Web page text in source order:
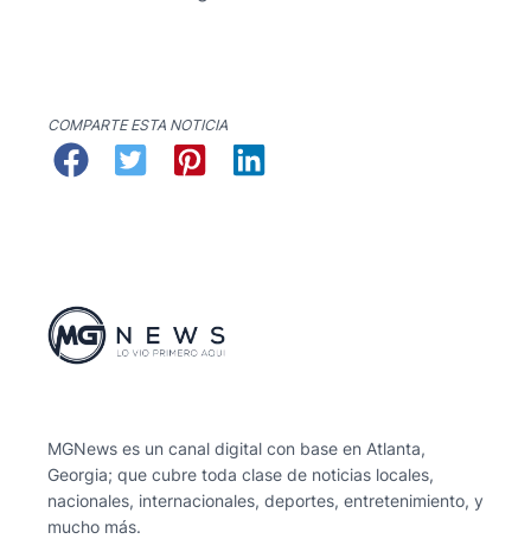
COMPARTE ESTA NOTICIA
MGNews es un canal digital con base en Atlanta,
Georgia; que cubre toda clase de noticias locales,
nacionales, internacionales, deportes, entretenimiento, y
mucho más.